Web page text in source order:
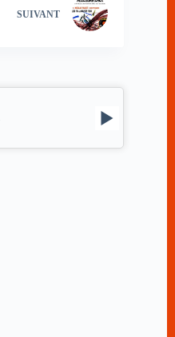
SUIVANT